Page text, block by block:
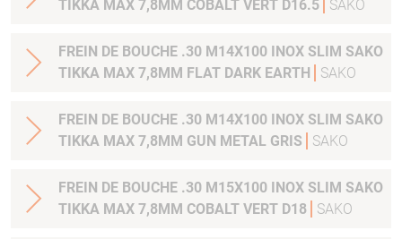
TIKKA MAX 7,8MM COBALT VERT D16.5
SAKO
FREIN DE BOUCHE .30 M14X100 INOX SLIM SAKO
TIKKA MAX 7,8MM FLAT DARK EARTH
SAKO
FREIN DE BOUCHE .30 M14X100 INOX SLIM SAKO
TIKKA MAX 7,8MM GUN METAL GRIS
SAKO
FREIN DE BOUCHE .30 M15X100 INOX SLIM SAKO
TIKKA MAX 7,8MM COBALT VERT D18
SAKO